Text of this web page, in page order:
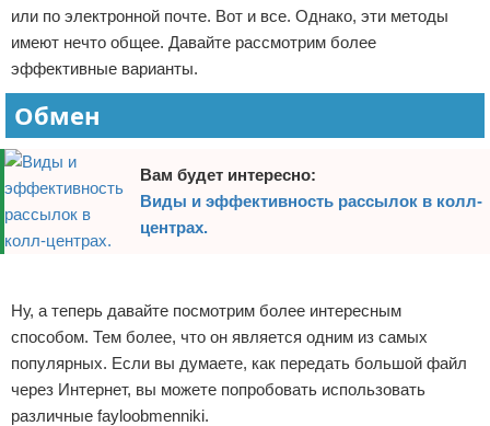
или по электронной почте. Вот и все. Однако, эти методы
имеют нечто общее. Давайте рассмотрим более
эффективные варианты.
Обмен
Вам будет интересно:
Виды и эффективность рассылок в колл-
центрах.
Ну, а теперь давайте посмотрим более интересным
способом. Тем более, что он является одним из самых
популярных. Если вы думаете, как передать большой файл
через Интернет, вы можете попробовать использовать
различные fayloobmenniki.